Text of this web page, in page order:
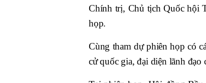
Chính trị, Chủ tịch Quốc hội
họp.
Cùng tham dự phiên họp có
cử quốc gia, đại diện lãnh đạo